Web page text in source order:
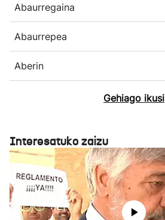
Abaurregaina
Abaurrepea
Aberin
Gehiago ikusi
Interesatuko zaizu